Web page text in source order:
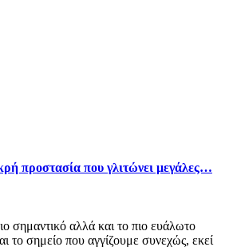
προστασία που γλιτώνει μεγάλες…
σημαντικό αλλά και το πιο ευάλωτο
το σημείο που αγγίζουμε συνεχώς, εκεί